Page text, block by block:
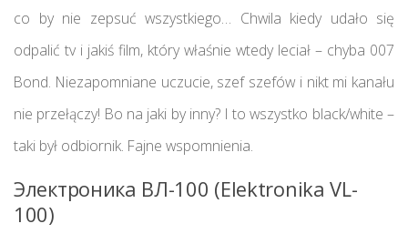
co by nie zepsuć wszystkiego… Chwila kiedy udało się
odpalić tv i jakiś film, który właśnie wtedy leciał – chyba 007
Bond. Niezapomniane uczucie, szef szefów i nikt mi kanału
nie przełączy! Bo na jaki by inny? I to wszystko black/white –
taki był odbiornik. Fajne wspomnienia.
Электроника ВЛ-100 (Elektronika VL-
100)